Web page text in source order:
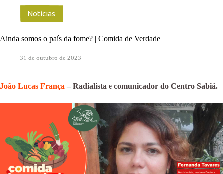
Notícias
Ainda somos o país da fome? | Comida de Verdade
31 de outubro de 2023
João Lucas França – Radialista e comunicador do Centro Sabiá.